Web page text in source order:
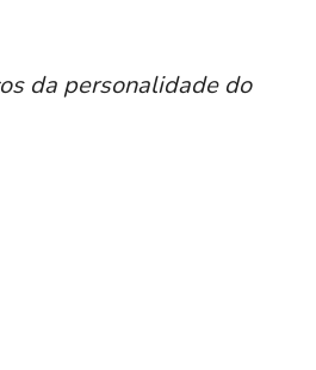
da personalidade do